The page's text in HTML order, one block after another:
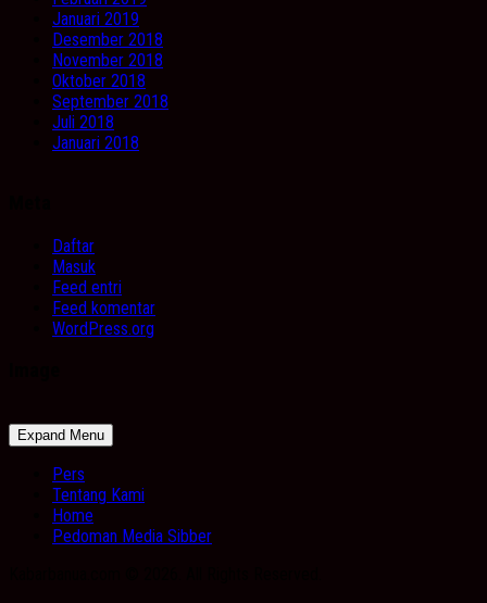
Januari 2019
Desember 2018
November 2018
Oktober 2018
September 2018
Juli 2018
Januari 2018
Daftar
Masuk
Feed entri
Feed komentar
WordPress.org
Expand Menu
Pers
Tentang Kami
Home
Pedoman Media Sibber